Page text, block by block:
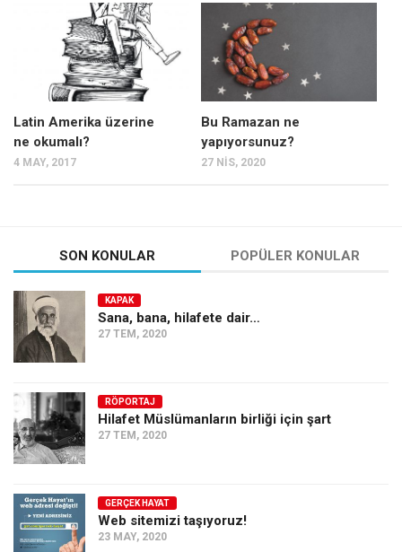
Mehmet Ali Tekin
Abir E. Nahas
Amina S. Jenenkovic
Bağdagül Öz
Esra Elönü
Kategoriler
Kültür Sanat
Kitap
Karisi kitap sualleri
7 soruda bu hafta
Ekonomi
Spor
Sağlık
Gıda-Beslenme
Latin Amerika üzerine
ne okumalı?
4 MAY, 2017
Bu Ramazan ne
yapıyorsunuz?
27 NIS, 2020
SON KONULAR POPÜLER KONULAR
KAPAK
Sana, bana, hilafete dair…
27 TEM, 2020
RÖPORTAJ
Hilafet Müslümanların birliği için şart
27 TEM, 2020
GERÇEK HAYAT
Web sitemizi taşıyoruz!
23 MAY, 2020